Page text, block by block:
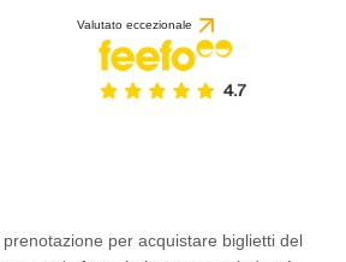
Valutato eccezionale
per acquistare biglietti del